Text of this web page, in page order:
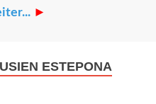
►
ESTEPONA